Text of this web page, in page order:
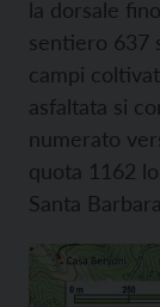
la dorsale
sentiero 637
campi
asfaltata si
numerato
quota 1162
Santa